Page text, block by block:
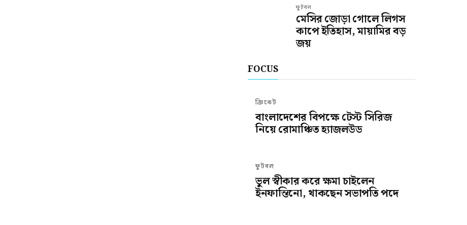
ফুটবল
মেসির জোড়া গোলে লিগস
কাপে ইতিহাস, মায়ামির বড়
জয়
FOCUS
ক্রিকেট
বাংলাদেশের বিপক্ষে টেস্ট সিরিজ
নিয়ে রোমাঞ্চিত হ্যাজলউড
ফুটবল
ভুল স্বীকার করে ক্ষমা চাইলেন
ইনফান্তিনো, থাকছেন সভাপতি পদে